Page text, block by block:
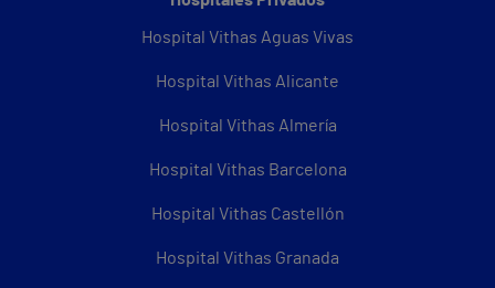
Hospital Vithas Aguas Vivas
Hospital Vithas Alicante
Hospital Vithas Almería
Hospital Vithas Barcelona
Hospital Vithas Castellón
Hospital Vithas Granada